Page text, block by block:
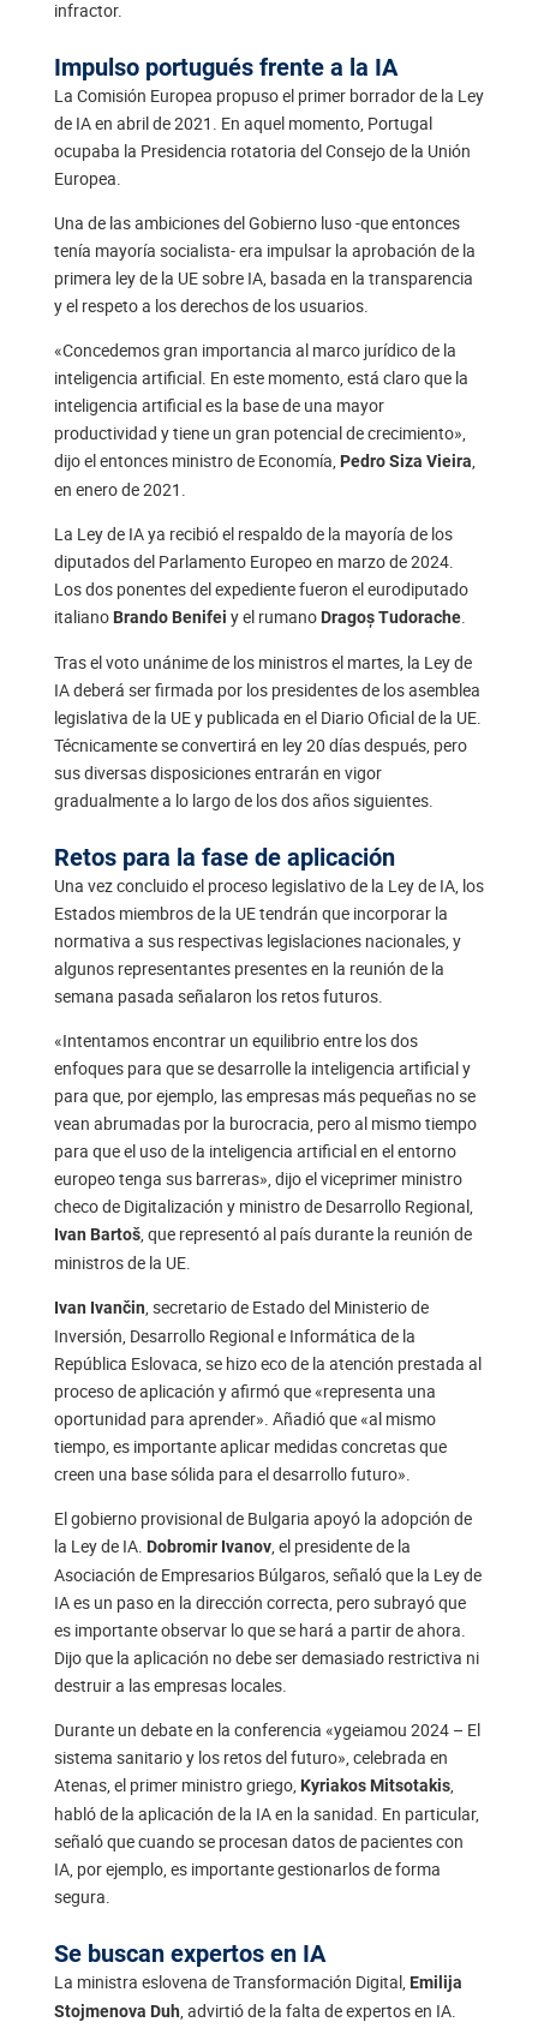
infractor.
Impulso portugués frente a la IA
La Comisión Europea propuso el primer borrador de la Ley
de IA en abril de 2021. En aquel momento, Portugal
ocupaba la Presidencia rotatoria del Consejo de la Unión
Europea.
Una de las ambiciones del Gobierno luso -que entonces
tenía mayoría socialista- era impulsar la aprobación de la
primera ley de la UE sobre IA, basada en la transparencia
y el respeto a los derechos de los usuarios.
«Concedemos gran importancia al marco jurídico de la
inteligencia artificial. En este momento, está claro que la
inteligencia artificial es la base de una mayor
productividad y tiene un gran potencial de crecimiento»,
dijo el entonces ministro de Economía, Pedro Siza Vieira,
en enero de 2021.
La Ley de IA ya recibió el respaldo de la mayoría de los
diputados del Parlamento Europeo en marzo de 2024.
Los dos ponentes del expediente fueron el eurodiputado
italiano Brando Benifei y el rumano Dragoș Tudorache.
Tras el voto unánime de los ministros el martes, la Ley de
IA deberá ser firmada por los presidentes de los asemblea
legislativa de la UE y publicada en el Diario Oficial de la UE.
Técnicamente se convertirá en ley 20 días después, pero
sus diversas disposiciones entrarán en vigor
gradualmente a lo largo de los dos años siguientes.
Retos para la fase de aplicación
Una vez concluido el proceso legislativo de la Ley de IA, los
Estados miembros de la UE tendrán que incorporar la
normativa a sus respectivas legislaciones nacionales, y
algunos representantes presentes en la reunión de la
semana pasada señalaron los retos futuros.
«Intentamos encontrar un equilibrio entre los dos
enfoques para que se desarrolle la inteligencia artificial y
para que, por ejemplo, las empresas más pequeñas no se
vean abrumadas por la burocracia, pero al mismo tiempo
para que el uso de la inteligencia artificial en el entorno
europeo tenga sus barreras», dijo el viceprimer ministro
checo de Digitalización y ministro de Desarrollo Regional,
Ivan Bartoš, que representó al país durante la reunión de
ministros de la UE.
Ivan Ivančin, secretario de Estado del Ministerio de
Inversión, Desarrollo Regional e Informática de la
República Eslovaca, se hizo eco de la atención prestada al
proceso de aplicación y afirmó que «representa una
oportunidad para aprender». Añadió que «al mismo
tiempo, es importante aplicar medidas concretas que
creen una base sólida para el desarrollo futuro».
El gobierno provisional de Bulgaria apoyó la adopción de
la Ley de IA. Dobromir Ivanov, el presidente de la
Asociación de Empresarios Búlgaros, señaló que la Ley de
IA es un paso en la dirección correcta, pero subrayó que
es importante observar lo que se hará a partir de ahora.
Dijo que la aplicación no debe ser demasiado restrictiva ni
destruir a las empresas locales.
Durante un debate en la conferencia «ygeiamou 2024 – El
sistema sanitario y los retos del futuro», celebrada en
Atenas, el primer ministro griego, Kyriakos Mitsotakis,
habló de la aplicación de la IA en la sanidad. En particular,
señaló que cuando se procesan datos de pacientes con
IA, por ejemplo, es importante gestionarlos de forma
segura.
Se buscan expertos en IA
La ministra eslovena de Transformación Digital, Emilija
Stojmenova Duh, advirtió de la falta de expertos en IA.